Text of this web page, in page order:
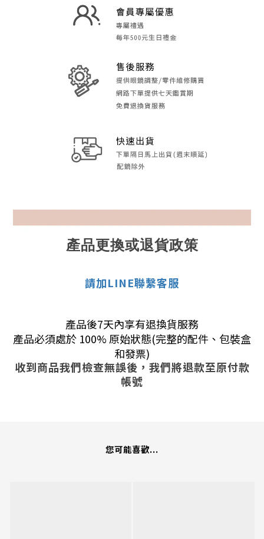
產品更換或退貨政策
請加LINE聯繫客服
產品後7天內享有退換貨服務
產品必須處於 100% 原始狀態(完整的配件、包裝盒
和發票)
收到商品我們檢查無誤後，我們將退款至原付款
帳號
您可能喜歡...